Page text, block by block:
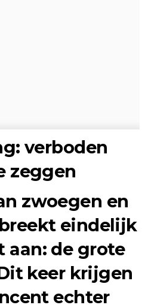
verboden
zeggen
zwoegen en
eindelijk
aan: de grote
keer krijgen
echter